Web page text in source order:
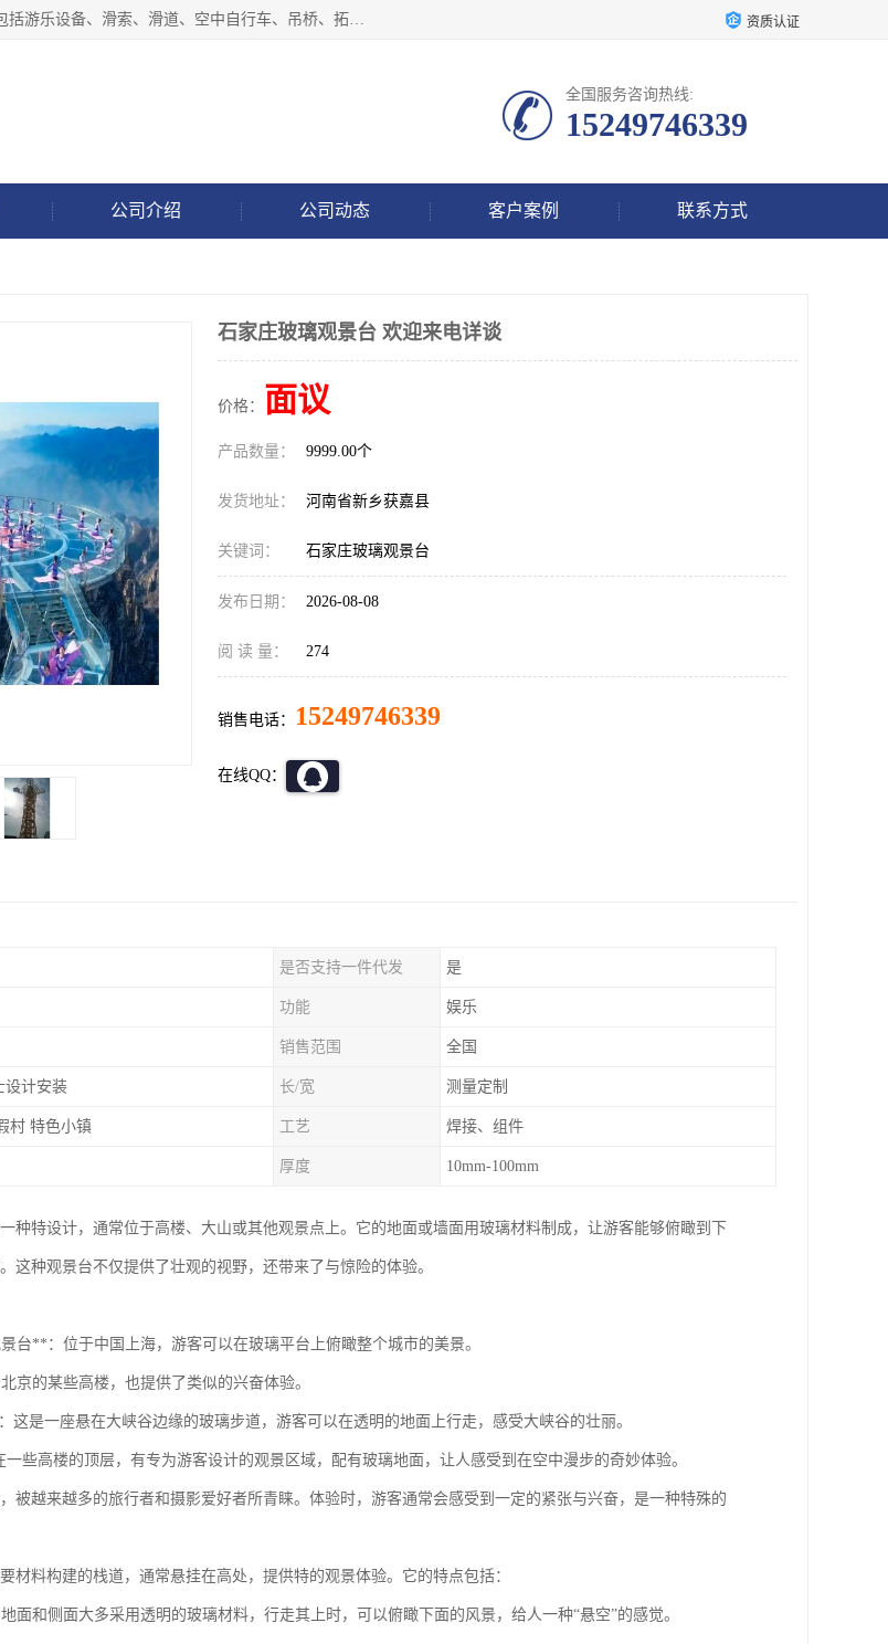
新乡市鑫豫游乐设备有限公司成立于2018年，注册地位于河南省。经营范围包括游乐设备、滑索、滑道、空中自行车、吊桥、拓展器材、攀岩器材、趣桥、悬崖秋千、网红桥、儿童乐园设备、水上乐园设备、丛林穿越设备、音乐呐喊设备、轨道滑车、栈道、玻璃滑道、观景平台、景观包装的设计、制造、销售、安装、维修，景区策划服务。 资质认证
全国服务咨询热线:
15249746339
公司介绍 公司动态 客户案例 联系方式
石家庄玻璃观景台 欢迎来电详谈
价格： 面议
产品数量： 9999.00个
发货地址： 河南省新乡获嘉县
关键词： 石家庄玻璃观景台
发布日期： 2026-08-08
阅 读 量： 274
销售电话： 15249746339
在线QQ：
是否支持一件代发 是
功能 娱乐
销售范围 全国
设计安装 长/宽 测量定制
村 特色小镇 工艺 焊接、组件
厚度 10mm-100mm
种特设计，通常位于高楼、大山或其他观景点上。它的地面或墙面用玻璃材料制成，让游客能够俯瞰到下
这种观景台不仅提供了壮观的视野，还带来了与惊险的体验。
台**：位于中国上海，游客可以在玻璃平台上俯瞰整个城市的美景。
京的某些高楼，也提供了类似的兴奋体验。
这是一座悬在大峡谷边缘的玻璃步道，游客可以在透明的地面上行走，感受大峡谷的壮丽。
些高楼的顶层，有专为游客设计的观景区域，配有玻璃地面，让人感受到在空中漫步的奇妙体验。
被越来越多的旅行者和摄影爱好者所青睐。体验时，游客通常会感受到一定的紧张与兴奋，是一种特殊的
材料构建的栈道，通常悬挂在高处，提供特的观景体验。它的特点包括：
面和侧面大多采用透明的玻璃材料，行走其上时，可以俯瞰下面的风景，给人一种“悬空”的感觉。